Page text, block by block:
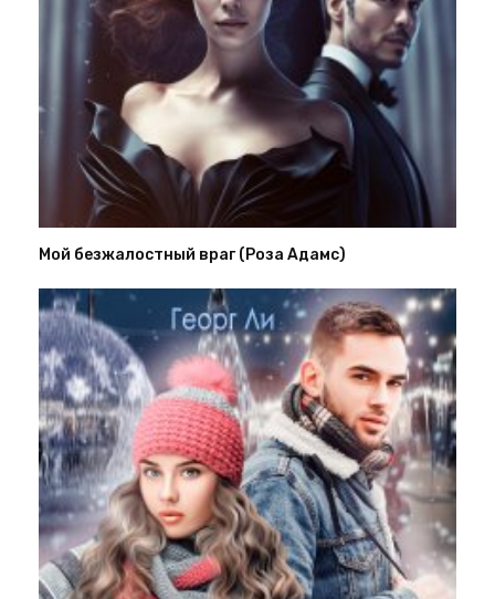
Мой безжалостный враг (Роза Адамс)